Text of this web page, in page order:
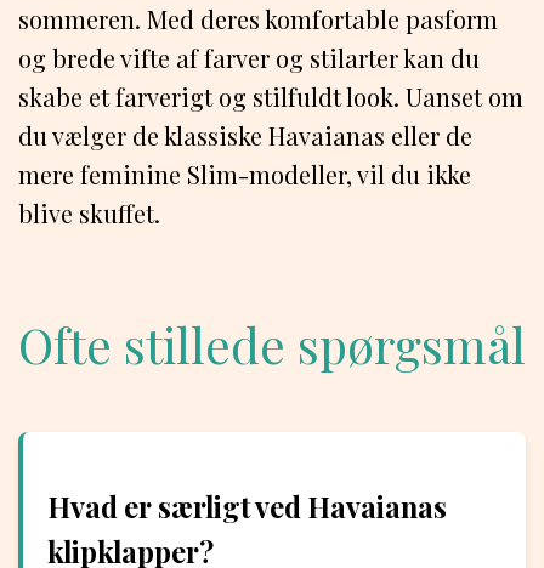
sommeren. Med deres komfortable pasform
og brede vifte af farver og stilarter kan du
skabe et farverigt og stilfuldt look. Uanset om
du vælger de klassiske Havaianas eller de
mere feminine Slim-modeller, vil du ikke
blive skuffet.
Ofte stillede spørgsmål
Hvad er særligt ved Havaianas
klipklapper?